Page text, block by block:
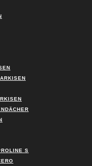
S